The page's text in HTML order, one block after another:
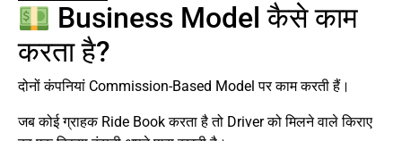
Business Model कैसे काम
करता है?
दोनों कंपनियां Commission-Based Model पर काम करती हैं।
जब कोई ग्राहक Ride Book करता है तो Driver को मिलने वाले किराए